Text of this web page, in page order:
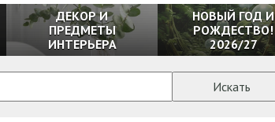
ДЕКОР И
ПРЕДМЕТЫ
ИНТЕРЬЕРА
НОВЫЙ ГОД И
РОЖДЕСТВО!
2026/27
Искать